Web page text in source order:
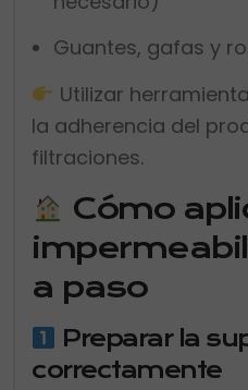
Guantes, gafas y
Utilizar
la adherencia del
filtraciones.
Cómo
a paso
Preparar la
correctamente